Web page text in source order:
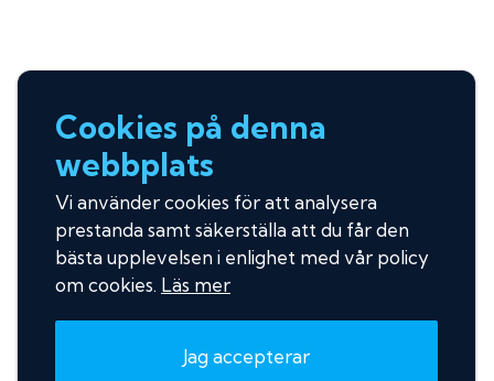
Cookies på denna
webbplats
Vi använder cookies för att analysera
prestanda samt säkerställa att du får den
bästa upplevelsen i enlighet med vår policy
om cookies. Läs mer
Jag accepterar